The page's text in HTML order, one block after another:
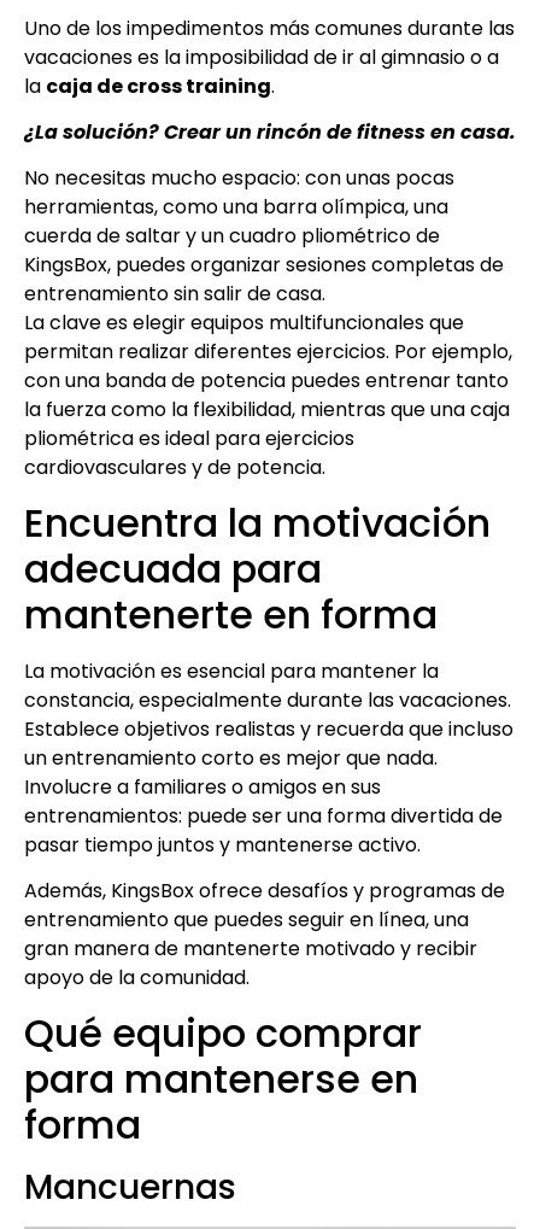
Uno de los impedimentos más comunes durante las
vacaciones es la imposibilidad de ir al gimnasio o a
la caja de cross training.
¿La solución? Crear un rincón de fitness en casa.
No necesitas mucho espacio: con unas pocas
herramientas, como una barra olímpica, una
cuerda de saltar y un cuadro pliométrico de
KingsBox, puedes organizar sesiones completas de
entrenamiento sin salir de casa.
La clave es elegir equipos multifuncionales que
permitan realizar diferentes ejercicios. Por ejemplo,
con una banda de potencia puedes entrenar tanto
la fuerza como la flexibilidad, mientras que una caja
pliométrica es ideal para ejercicios
cardiovasculares y de potencia.
Encuentra la motivación
adecuada para
mantenerte en forma
La motivación es esencial para mantener la
constancia, especialmente durante las vacaciones.
Establece objetivos realistas y recuerda que incluso
un entrenamiento corto es mejor que nada.
Involucre a familiares o amigos en sus
entrenamientos: puede ser una forma divertida de
pasar tiempo juntos y mantenerse activo.
Además, KingsBox ofrece desafíos y programas de
entrenamiento que puedes seguir en línea, una
gran manera de mantenerte motivado y recibir
apoyo de la comunidad.
Qué equipo comprar
para mantenerse en
forma
Mancuernas